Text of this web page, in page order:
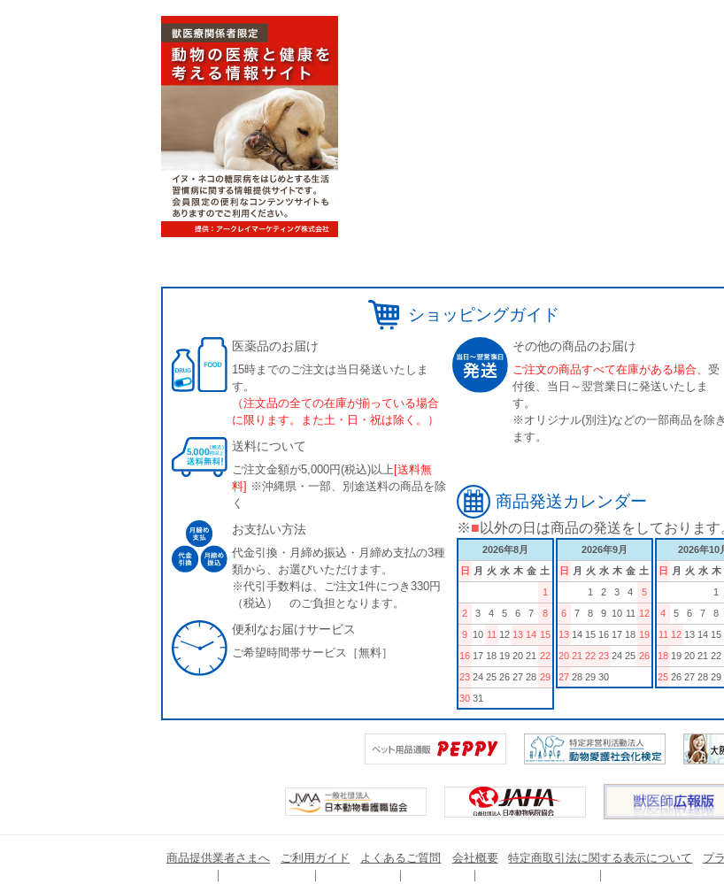
ショッピングガイド
医薬品のお届け
15時までのご注文は当日発送いたしま
す。
（注文品の全ての在庫が揃っている場合
に限ります。また土・日・祝は除く。）
送料について
ご注文金額が5,000円(税込)以上 [送料無
料] ※沖縄県・一部、別途送料の商品を除
く
お支払い方法
代金引換・月締め振込・月締め支払の3種
類から、お選びいただけます。
※代引手数料は、ご注文1件につき330円
（税込） のご負担となります。
便利なお届けサービス
ご希望時間帯サービス［無料］
その他の商品のお届け
ご注文の商品すべて在庫がある場合、 受
付後、当日～翌営業日に発送いたしま
す。
※オリジナル(別注)などの一部商品を除き
ます。
商品発送カレンダー
※■ 以外の日は商品の発送をしております
2026年8月
日
月 火 水 木 金 土
1
2
3 4 5 6 7
8
9 10 11 12 13 14 15
16 17 18 19 20 21 22
23 24 25 26 27 28 29
30 31
2026年9月
日
月 火 水 木 金 土
1
2 3 4
5
6
7 8 9 10 11 12
13 14 15 16 17 18 19
20 21 22 23 24 25 26
27 28 29 30
2026年10
日
月 火 水 木
1
4
5 6 7 8
11 12 13 14 15
18 19 20 21 22
25 26 27 28 29
商品提供業者さまへ ご利用ガイド よくあるご質問 会社概要 特定商取引法に関する表示について プ